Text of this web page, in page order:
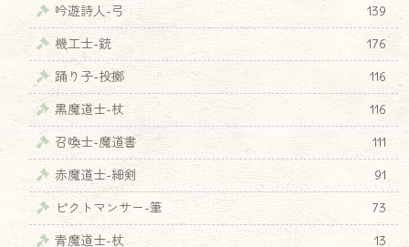
吟遊詩人-弓
139
機工士-銃
176
踊り子-投擲
116
黒魔道士-杖
116
召喚士-魔道書
111
赤魔道士-細剣
91
ピクトマンサー-筆
73
青魔道士-杖
13